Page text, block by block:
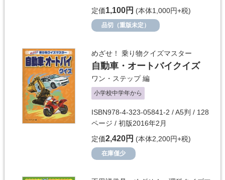
定価1,100円 (本体1,000円+税)
品切（重版未定）
めざせ！ 乗り物クイズマスター
自動車・オートバイクイズ
ワン・ステップ編
小学校中学年から
ISBN978-4-323-05841-2 / A5判 / 128
ページ / 初版2016年2月
定価2,420円 (本体2,200円+税)
在庫僅少